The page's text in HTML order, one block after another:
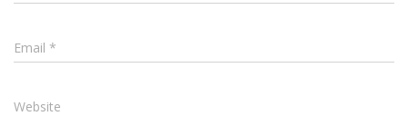
Email *
Website